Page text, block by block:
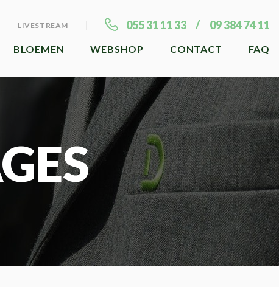
LIVESTREAM 055 31 11 33 09 384 74 11
BLOEMEN WEBSHOP CONTACT FAQ